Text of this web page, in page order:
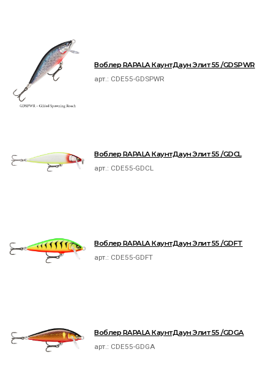
Воблер RAPALA КаунтДаун Элит 55 /GDSPWR
арт.: CDE55-GDSPWR
Воблер RAPALA КаунтДаун Элит 55 /GDCL
арт.: CDE55-GDCL
Воблер RAPALA КаунтДаун Элит 55 /GDFT
арт.: CDE55-GDFT
Воблер RAPALA КаунтДаун Элит 55 /GDGA
арт.: CDE55-GDGA